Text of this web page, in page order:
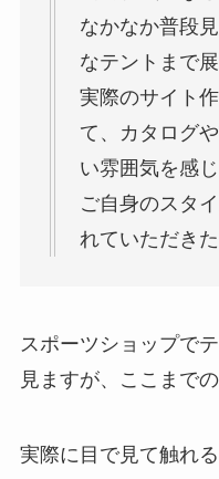
なかなか普段
なテントまで
実際のサイト
て、カタログ
い雰囲気を感
ご自身のスタ
れていただき
スポーツショップで
見ますが、ここまで
実際に目で見て触れ